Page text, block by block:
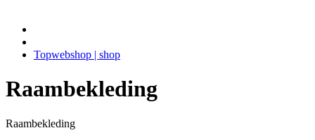
Topwebshop | shop
Raambekleding
Raambekleding